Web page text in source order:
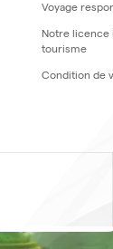
Voyage
Notre licence
tourisme
Condition de